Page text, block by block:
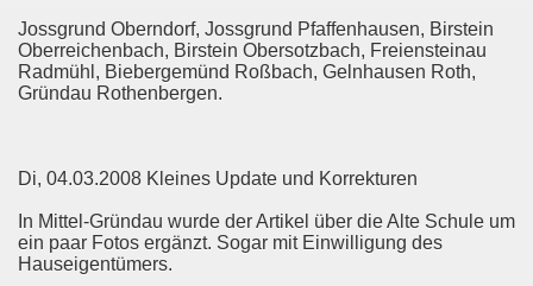
Jossgrund Oberndorf, Jossgrund Pfaffenhausen, Birstein
Oberreichenbach, Birstein Obersotzbach, Freiensteinau
Radmühl, Biebergemünd Roßbach, Gelnhausen Roth,
Gründau Rothenbergen.
Di, 04.03.2008 Kleines Update und Korrekturen
In Mittel-Gründau wurde der Artikel über die Alte Schule um
ein paar Fotos ergänzt. Sogar mit Einwilligung des
Hauseigentümers.